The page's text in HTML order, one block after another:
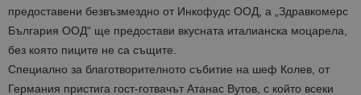
предоставени безвъзмездно от Инкофудс ООД, а „Здравкомерс
България ООД“ ще предостави вкусната италианска моцарела,
без която пиците не са същите.
Специално за благотворителното събитие на шеф Колев, от
Германия пристига гост-готвачът Атанас Вутов, с който всеки